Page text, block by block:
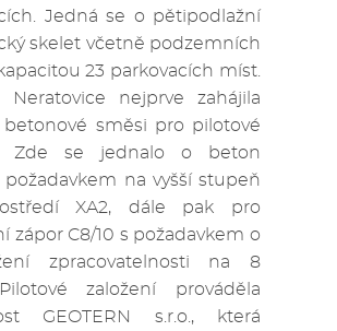
Jedná se o pětipodlažní
skelet včetně podzemních
23 parkovacích míst.
Neratovice nejprve zahájila
betonové směsi pro pilotové
Zde se jednalo o beton
požadavkem na vyšší stupeň
XA2, dále pak pro
zápor C8/10 s požadavkem o
zpracovatelnosti na 8
založení prováděla
GEOTERN s.r.o., která